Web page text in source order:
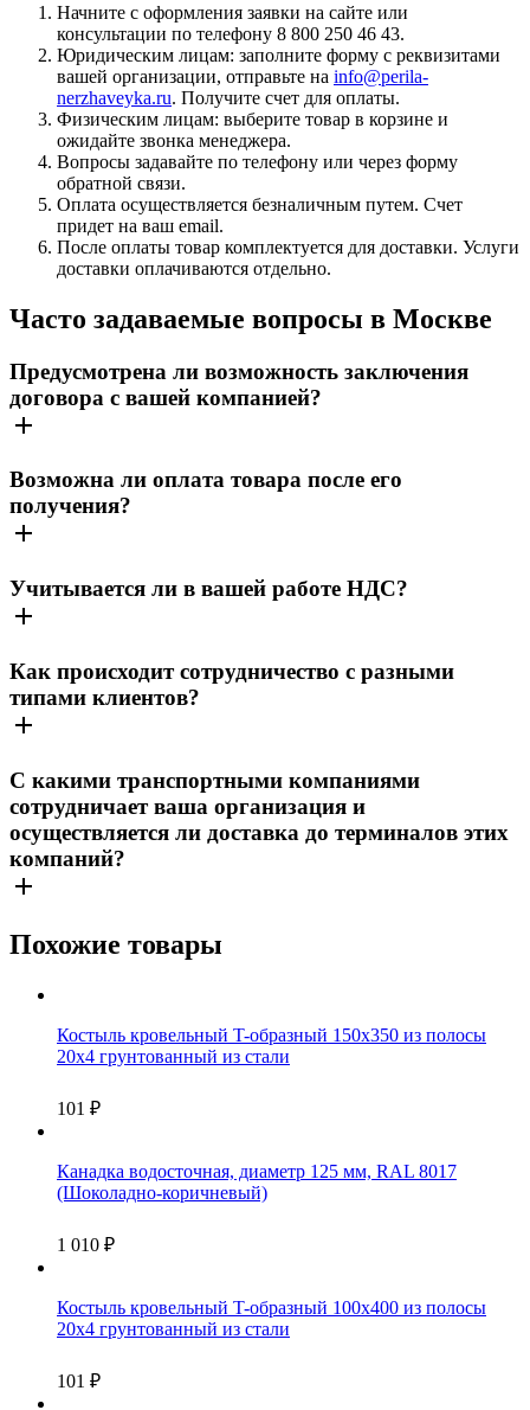
Начните с оформления заявки на сайте или
консультации по телефону 8 800 250 46 43.
Юридическим лицам: заполните форму с реквизитами
вашей организации, отправьте на info@perila-
nerzhaveyka.ru. Получите счет для оплаты.
Физическим лицам: выберите товар в корзине и
ожидайте звонка менеджера.
Вопросы задавайте по телефону или через форму
обратной связи.
Оплата осуществляется безналичным путем. Счет
придет на ваш email.
После оплаты товар комплектуется для доставки. Услуги
доставки оплачиваются отдельно.
Часто задаваемые вопросы в Москве
Предусмотрена ли возможность заключения
договора с вашей компанией?
Возможна ли оплата товара после его
получения?
Учитывается ли в вашей работе НДС?
Как происходит сотрудничество с разными
типами клиентов?
С какими транспортными компаниями
сотрудничает ваша организация и
осуществляется ли доставка до терминалов этих
компаний?
Похожие товары
Костыль кровельный T-образный 150х350 из полосы
20х4 грунтованный из стали
101 ₽
Канадка водосточная, диаметр 125 мм, RAL 8017
(Шоколадно-коричневый)
1 010 ₽
Костыль кровельный T-образный 100х400 из полосы
20х4 грунтованный из стали
101 ₽